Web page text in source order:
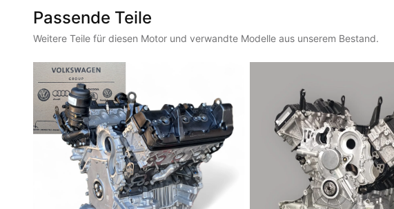
Passende Teile
Weitere Teile für diesen Motor und verwandte Modelle aus unserem Bestand.